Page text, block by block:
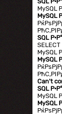
MySQL
MySQL
SQL
MySQL
MySQL
Can't
SQL
MySQL
MySQL